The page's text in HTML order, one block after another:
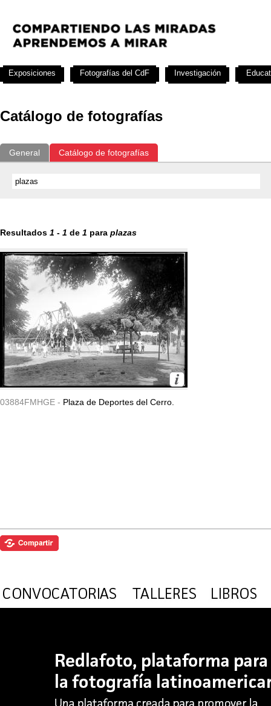
Catálogo de fotografías
General Catálogo de fotografías
Resultados 1 - 1 de 1 para plazas
03884FMHGE - Plaza de Deportes del Cerro.
Exposiciones Fotografías del CdF Investigación